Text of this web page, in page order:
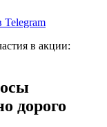
Telegram
в акции:
дорого